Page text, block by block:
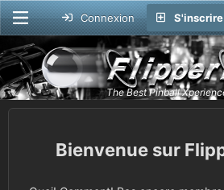
Connexion S'inscrire